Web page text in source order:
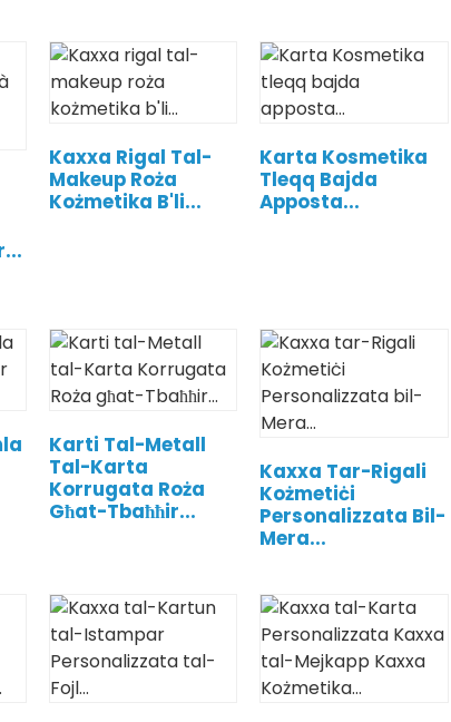
Kaxxa Rigal Tal-
Makeup Roża
Kożmetika B'li...
Karta Kosmetika
Tleqq Bajda
Apposta...
Karti Tal-Metall
Tal-Karta
Korrugata Roża
Għat-Tbaħħir...
Kaxxa Tar-Rigali
Kożmetiċi
Personalizzata Bil-
Mera...